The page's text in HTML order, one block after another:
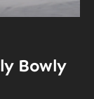
Bowly